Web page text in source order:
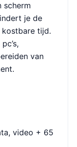
scherm
je de
tijd.
van
video + 65